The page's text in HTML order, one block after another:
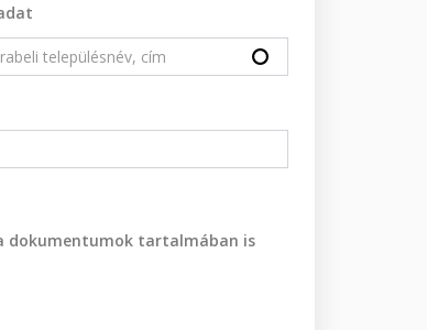
dokumentumok tartalmában is